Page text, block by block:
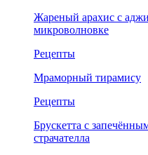
Жареный арахис с
микроволновке
Рецепты
Мраморный тирамису
Рецепты
Брускетта с
страчателла